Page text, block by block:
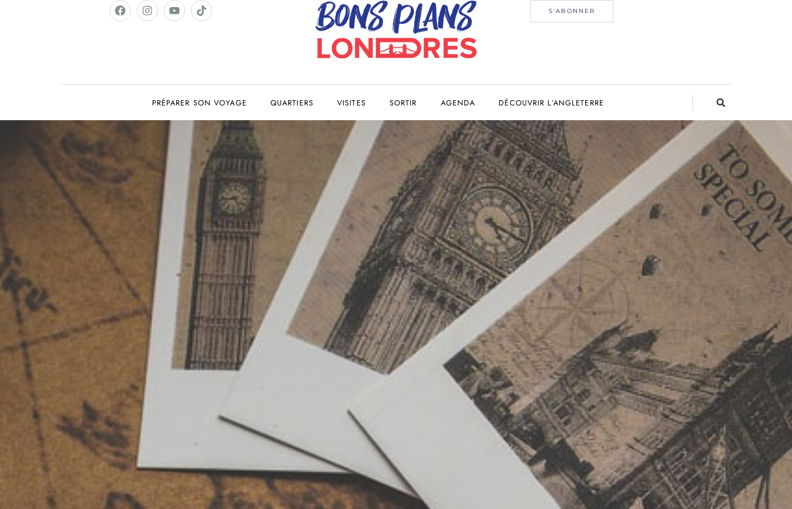
S'ABONNER
PRÉPARER SON VOYAGE QUARTIERS VISITES SORTIR AGENDA DÉCOUVRIR L’ANGLETERRE